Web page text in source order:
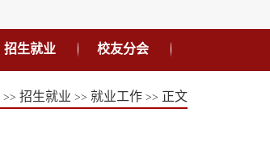
招生就业 校友分会
>> 招生就业 >> 就业工作 >> 正文